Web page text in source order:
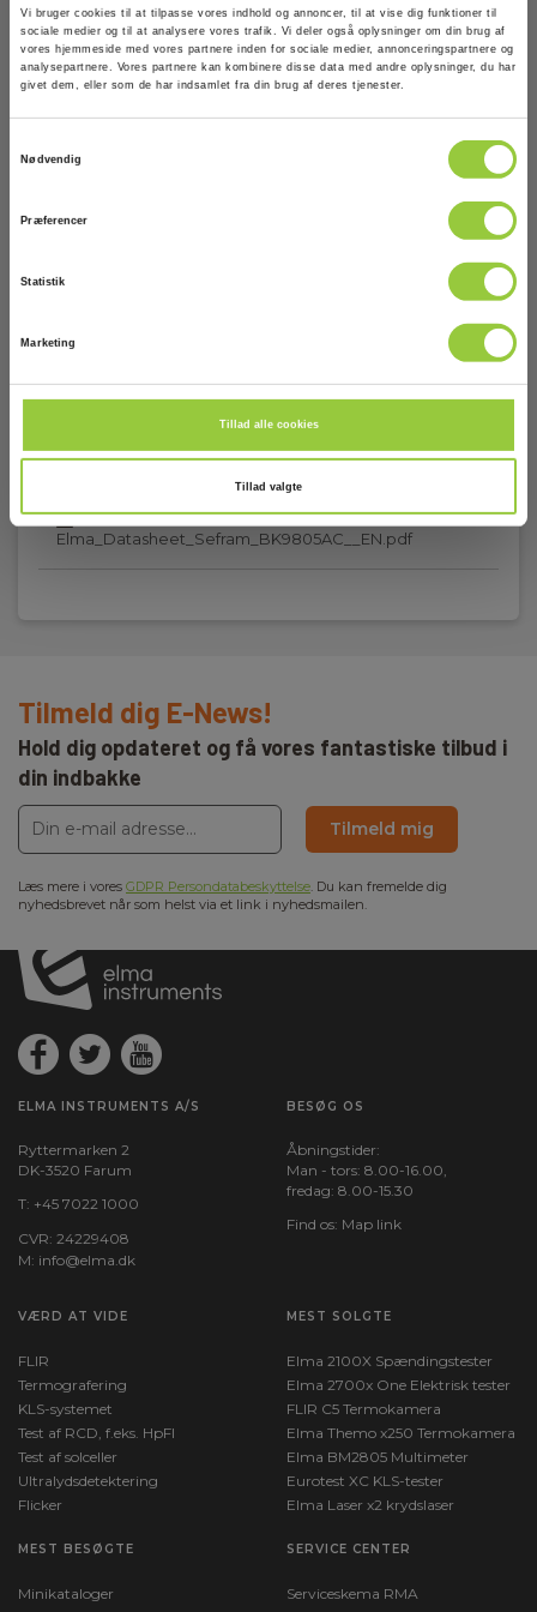
Vi bruger cookies til at tilpasse vores indhold og annoncer, til at vise dig funktioner til
sociale medier og til at analysere vores trafik. Vi deler også oplysninger om din brug af
vores hjemmeside med vores partnere inden for sociale medier, annonceringspartnere og
analysepartnere. Vores partnere kan kombinere disse data med andre oplysninger, du har
givet dem, eller som de har indsamlet fra din brug af deres tjenester.
Nødvendig
Præferencer
Statistik
Marketing
Tillad alle cookies
Tillad valgte
Dimensioner
Digital
Kommunikation:
Ja
Crest faktor:
Dimensioner:
439x131,4x535,7mm
1500VA
Nettovægt:
Udgangsspænding:
0…300VAC
AC
300
Udgangsstrøm max. (A):
1500
Vægt (kg):
132x439x536
Download
Datasheet
Elma_Datasheet_Sefram_BK9805AC__EN.pdf
Tilmeld dig E-News!
Hold dig opdateret og få vores fantastiske tilbud i
din indbakke
Tilmeld mig
Læs mere i vores GDPR Persondatabeskyttelse. Du kan fremelde dig
nyhedsbrevet når som helst via et link i nyhedsmailen.
ELMA INSTRUMENTS A/S
Ryttermarken 2
DK-3520 Farum
T: +45 7022 1000
CVR: 24229408
M: info@elma.dk
BESØG OS
Åbningstider:
Man - tors: 8.00-16.00,
fredag: 8.00-15.30
Find os: Map link
VÆRD AT VIDE
FLIR
Termografering
KLS-systemet
Test af RCD, f.eks. HpFI
Test af solceller
Ultralydsdetektering
Flicker
MEST SOLGTE
Elma 2100X Spændingstester
Elma 2700x One Elektrisk tester
FLIR C5 Termokamera
Elma Themo x250 Termokamera
Elma BM2805 Multimeter
Eurotest XC KLS-tester
Elma Laser x2 krydslaser
MEST BESØGTE
Minikataloger
SERVICE CENTER
Serviceskema RMA